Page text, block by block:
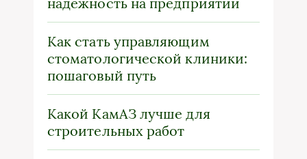
Как стать управляющим
стоматологической клиники:
пошаговый путь
Какой КамАЗ лучше для
строительных работ